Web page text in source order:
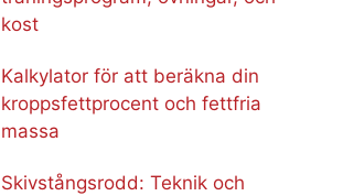
kost
Kalkylator för att beräkna din
kroppsfettprocent och fettfria
massa
Skivstångsrodd: Teknik och